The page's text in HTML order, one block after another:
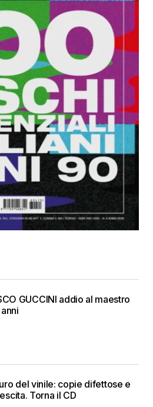
GUCCINI addio al maestro
del vinile: copie difettose e
Torna il CD